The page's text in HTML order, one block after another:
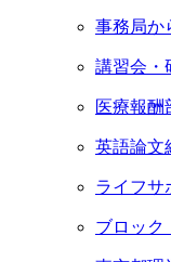
事務局か
講習会・
医療報酬
英語論文
ライフサ
ブロック